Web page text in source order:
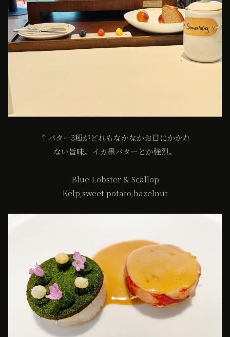
↑バター3種がどれもなかなかお目にかかれ
ない旨味。イカ墨バターとか強烈。
Blue Lobster & Scallop
Kelp,sweet potato,hazelnut